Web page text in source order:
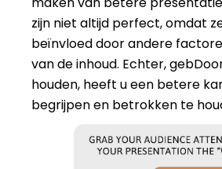
zijn niet altijd perfect, omdat
beïnvloed door andere
van de inhoud. Echter, geb
houden, heeft u een betere
begrijpen en betrokken te